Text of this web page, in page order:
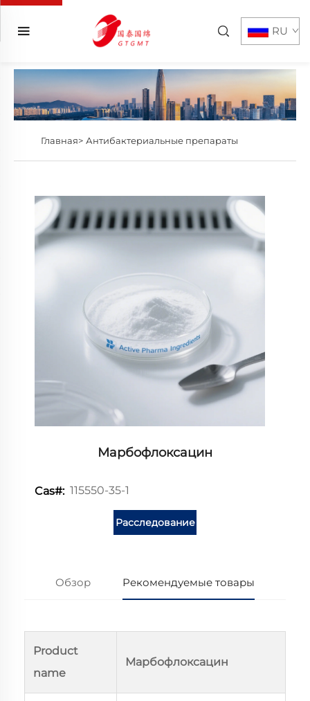
RU
Главная> Антибактериальные препараты
Марбофлоксацин
Cas#: 115550-35-1
Расследование
Обзор Рекомендуемые товары
Product
name
Марбофлоксацин